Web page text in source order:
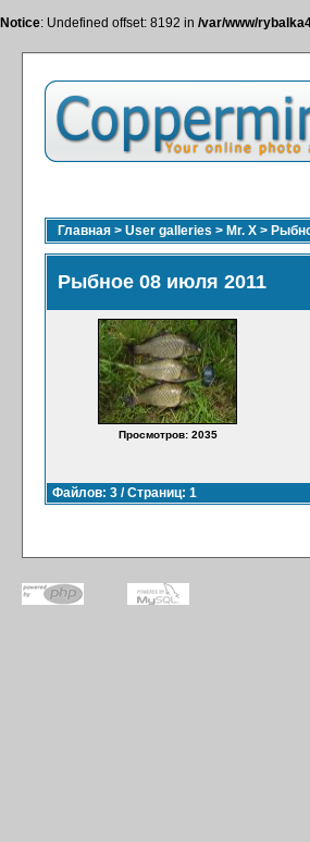
Notice: Undefined offset: 8192 in /var/www/
Главная > User galleries > Mr. X >
Рыбное 08 июля 2011
Просмотров: 2035
Файлов: 3 / Страниц: 1